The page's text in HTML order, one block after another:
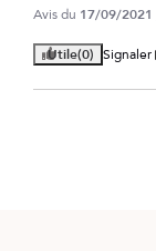
Avis du 17/09/2021
Utile(0) Signaler